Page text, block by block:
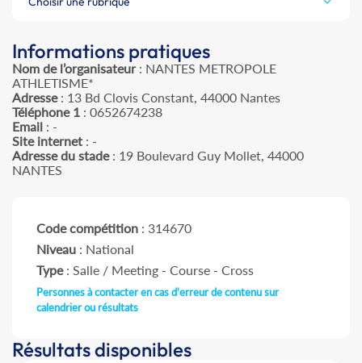
Informations pratiques
Nom de l’organisateur: NANTES METROPOLE
ATHLETISME*
Adresse: 13 Bd Clovis Constant, 44000 Nantes
Téléphone 1 : 0652674238
Email : -
Site internet : -
Adresse du stade: 19 Boulevard Guy Mollet, 44000
NANTES
Code compétition : 314670
Niveau : National
Type: Salle / Meeting - Course - Cross
Personnes à contacter en cas d'erreur de contenu sur
calendrier ou résultats
Résultats disponibles